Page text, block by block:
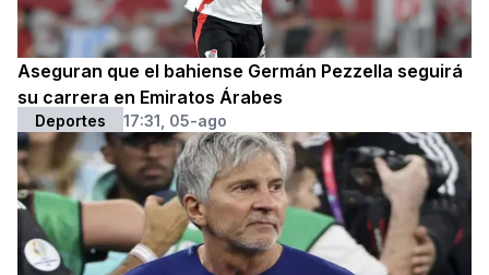
Aseguran que el bahiense Germán Pezzella seguirá
su carrera en Emiratos Árabes
Deportes 17:31, 05-ago